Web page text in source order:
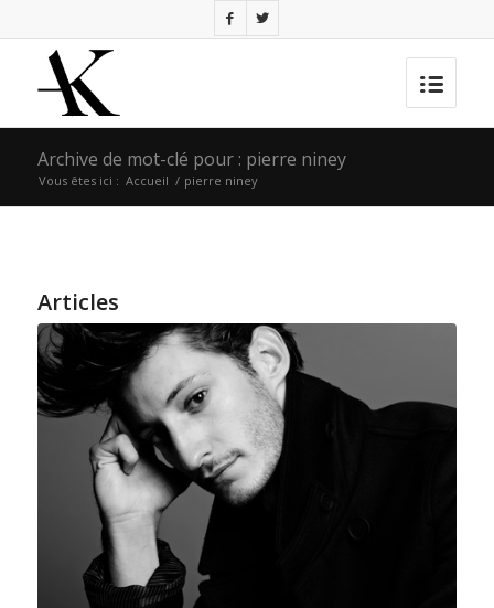
Archive de mot-clé pour : pierre niney
Vous êtes ici : Accueil / pierre niney
Articles